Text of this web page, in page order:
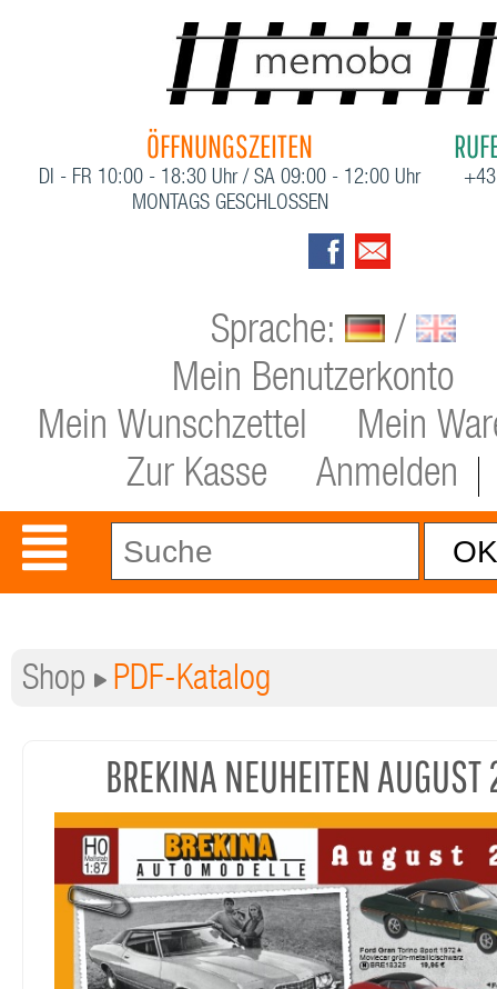
ÖFFNUNGSZEITEN
DI - FR 10:00 - 18:30 Uhr / SA 09:00 - 12:00 Uhr
MONTAGS GESCHLOSSEN
Sprache:
/
Mein Benutzerkonto
Mein Wunschzettel
Mein
Zur Kasse
Anmelden
Shop PDF-Katalog
BREKINA NEUHEITEN